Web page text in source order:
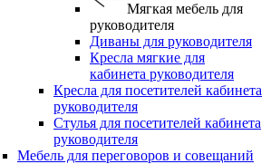
Мягкая мебель для
руководителя
Диваны для руководителя
Кресла мягкие для
кабинета руководителя
Кресла для посетителей кабинета
руководителя
Стулья для посетителей кабинета
руководителя
Мебель для переговоров и совещаний